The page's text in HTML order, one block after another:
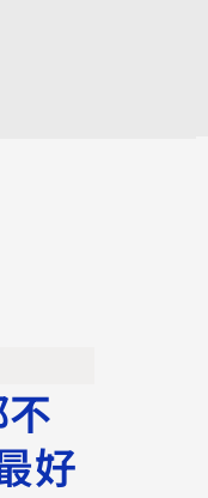
好